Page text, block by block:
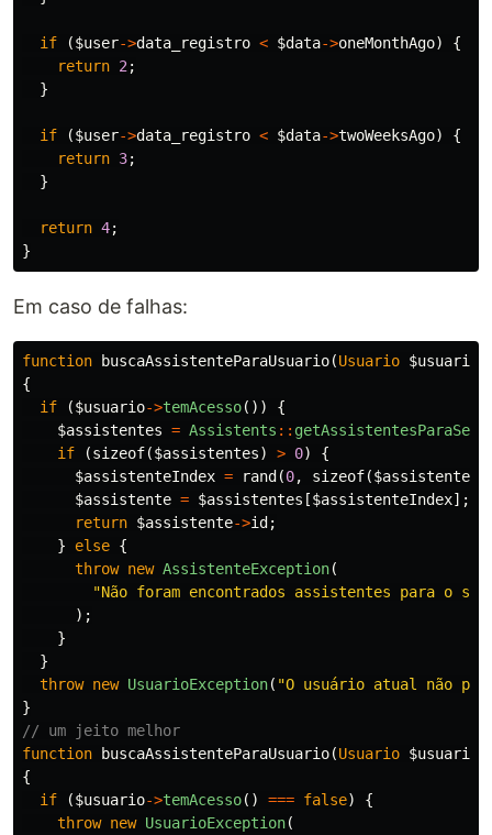
if ($user->data_registro < $data->oneMonthAgo)
{
return 2 ;
}
if ($user->data_registro < $data->twoWeeksAgo)
{
return 3;
}
return 4;
}
Em caso de falhas:
function buscaAssistenteParaUsuario(Usuario $usuario
{
if
($usuario->temAcesso())
{
$assistentes = Assistents ::
if
(sizeof($assistentes) > 0)
{
$assistenteIndex = rand (0, sizeof(
$assistente = $assistentes [$assistenteIndex];
return $assistente->id ;
}
else {
throw new AssistenteException(
"Não foram encontrados assistentes para o
);
}
}
throw new UsuarioException( "O usuário atual não
}
// um jeito melhor
function
buscaAssistenteParaUsuario(Usuario $usuario
{
if
($usuario->temAcesso() === false)
{
throw new UsuarioException(